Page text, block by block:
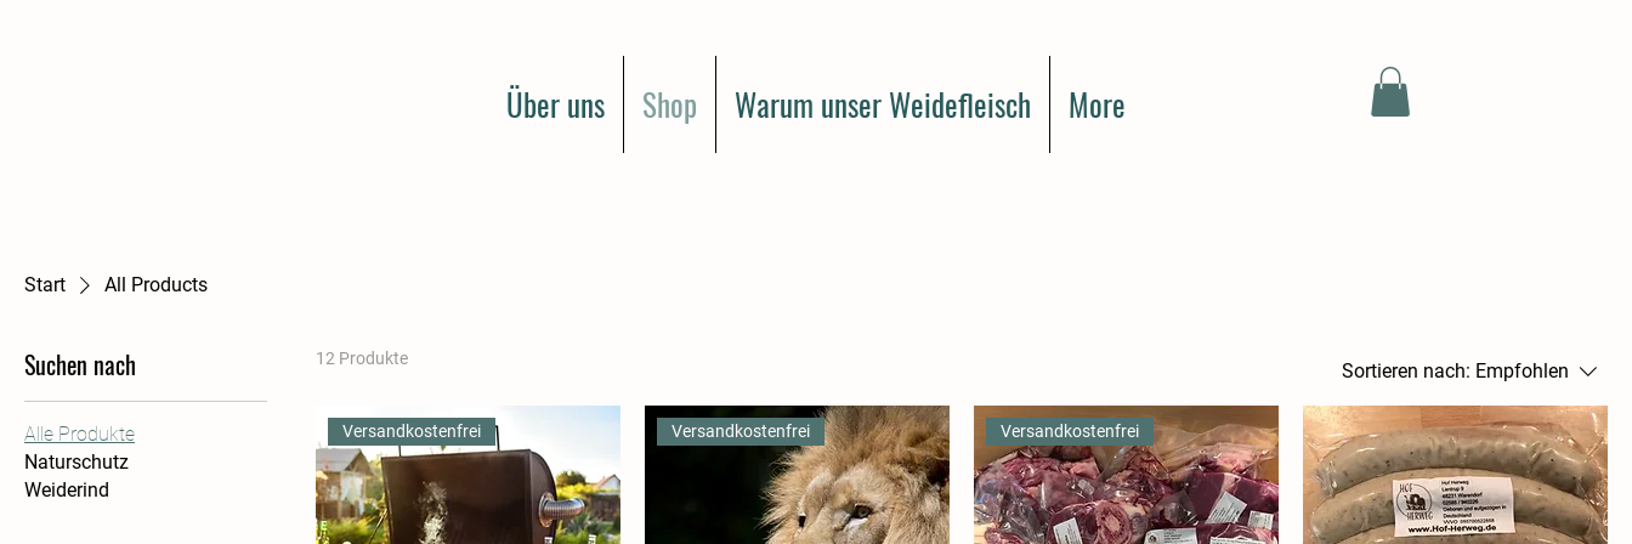
Über uns Shop Warum unser Weidefleisch More
Start All Products
Suchen nach
Alle Produkte
Naturschutz
Weiderind
12 Produkte
Sortieren nach: Empfohlen
Versandkostenfrei Versandkostenfrei Versandkostenfrei